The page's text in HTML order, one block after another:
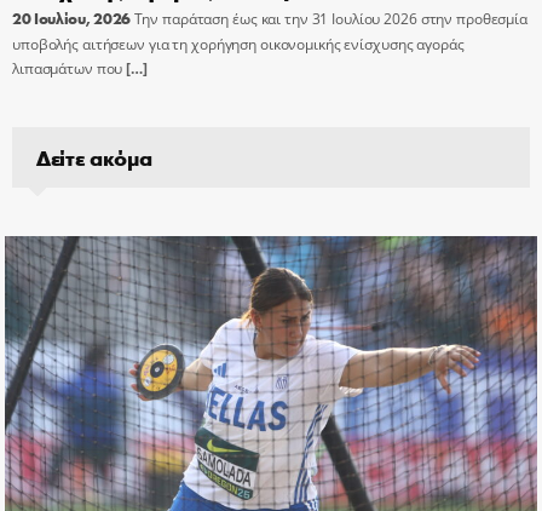
20 Ιουλίου, 2026Την παράταση έως και την 31 Ιουλίου 2026 στην προθεσμία
υποβολής αιτήσεων για τη χορήγηση οικονομικής ενίσχυσης αγοράς
λιπασμάτων που[…]
Δείτε ακόμα